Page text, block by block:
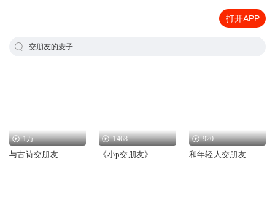
打开APP
交朋友的麦子
1万
与古诗交朋友
1468
《小p交朋友》
920
和年轻人交朋友